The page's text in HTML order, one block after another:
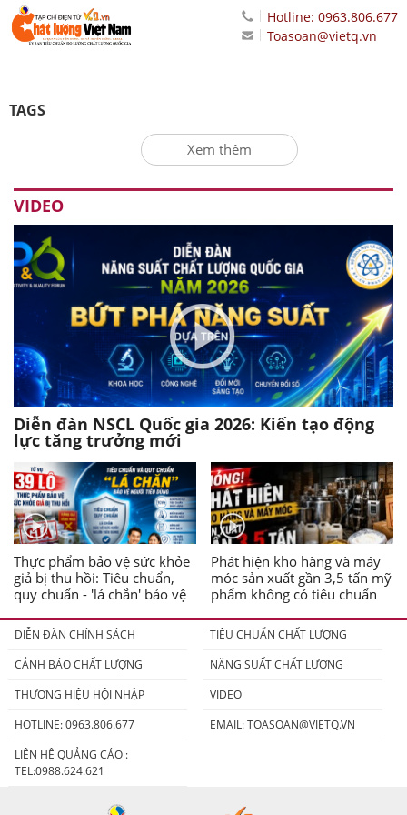
Hotline: 0963.806.677
Toasoan@vietq.vn
TAGS
Xem thêm
VIDEO
Diễn đàn NSCL Quốc gia 2026: Kiến tạo động
lực tăng trưởng mới
Thực phẩm bảo vệ sức khỏe
giả bị thu hồi: Tiêu chuẩn,
quy chuẩn - 'lá chắn' bảo vệ
Phát hiện kho hàng và máy
móc sản xuất gần 3,5 tấn mỹ
phẩm không có tiêu chuẩn
DIỄN ĐÀN CHÍNH SÁCH
TIÊU CHUẨN CHẤT LƯỢNG
CẢNH BÁO CHẤT LƯỢNG
NĂNG SUẤT CHẤT LƯỢNG
THƯƠNG HIỆU HỘI NHẬP
VIDEO
HOTLINE: 0963.806.677
EMAIL:TOASOAN@VIETQ.VN
LIÊN HỆ QUẢNG CÁO :
TEL:0988.624.621